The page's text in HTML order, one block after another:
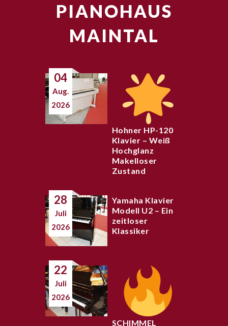
PIANOHAUS
MAINTAL
04
Aug.
2026
Hohner HP-120
Klavier – Weiß
Hochglanz
Makelloser
Zustand
28
Juli
2026
Yamaha Klavier
Modell U2 – Ein
zeitloser
Klassiker
22
Juli
2026
SCHIMMEL